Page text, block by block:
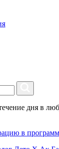
дня в
в